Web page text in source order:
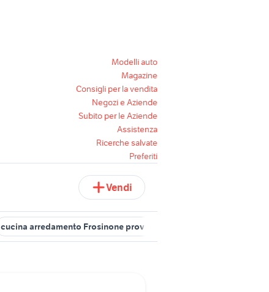
Modelli auto
Magazine
Consigli per la vendita
Negozi e Aziende
Subito per le Aziende
Assistenza
Ricerche salvate
Preferiti
Vendi
cucina arredamento Frosinone provincia